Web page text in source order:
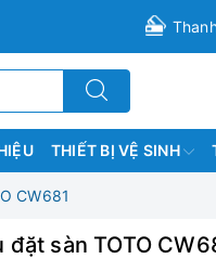
THIẾT BỊ VỆ SINH
CW681
đặt sàn TOTO